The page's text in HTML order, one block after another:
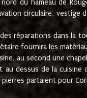
du hameau de
circulaire,
réparations dans la
fournira les
au second une
dessus de la
partaient pour